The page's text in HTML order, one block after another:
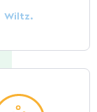
Wiltz.